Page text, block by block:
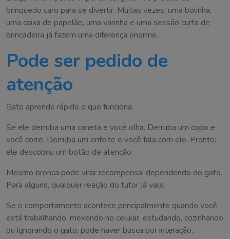
brinquedo caro para se divertir. Muitas vezes, uma bolinha,
uma caixa de papelão, uma varinha e uma sessão curta de
brincadeira já fazem uma diferença enorme.
Pode ser pedido de
atenção
Gato aprende rápido o que funciona.
Se ele derruba uma caneta e você olha. Derruba um copo e
você corre. Derruba um enfeite e você fala com ele. Pronto:
ele descobriu um botão de atenção.
Mesmo bronca pode virar recompensa, dependendo do gato.
Para alguns, qualquer reação do tutor já vale.
Se o comportamento acontece principalmente quando você
está trabalhando, mexendo no celular, estudando, cozinhando
ou ignorando o gato, pode haver busca por interação.